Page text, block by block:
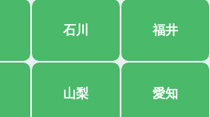
石川 福井
山梨 愛知